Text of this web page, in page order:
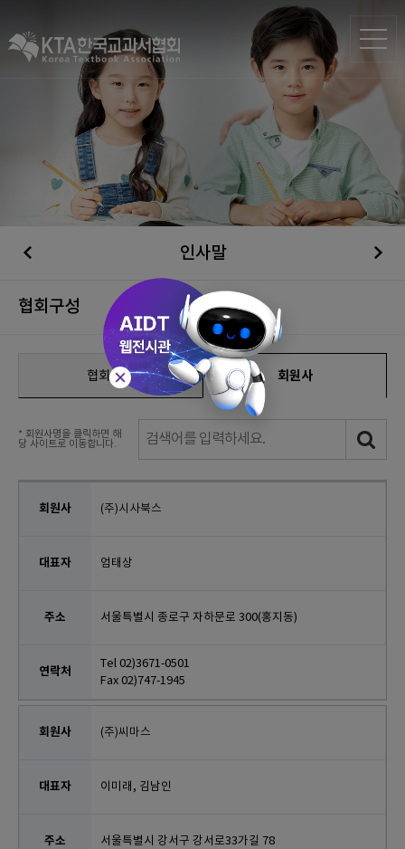
인사말
협회구성
협회구성 회원사
* 회원사명을 클릭하면 해
당 사이트로 이동합니다.
(주)시사북스
엄태상
서울특별시 종로구 자하문로 300(홍지동)
Tel 02)3671-0501
Fax 02)747-1945
(주)씨마스
이미래, 김남인
서울특별시 강서구 강서로33가길 78